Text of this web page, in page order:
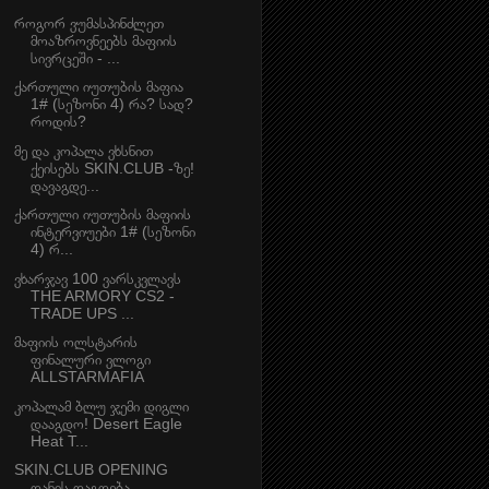
როგორ ვუმასპინძლეთ
მოაზროვნეებს მაფიის
სივრცეში - ...
ქართული იუთუბის მაფია
1# (სეზონი 4) რა? სად?
როდის?
მე და კოპალა ვხსნით
ქეისებს SKIN.CLUB -ზე!
დავაგდე...
ქართული იუთუბის მაფიის
ინტერვიუები 1# (სეზონი
4) რ...
ვხარჯავ 100 ვარსკვლავს
THE ARMORY CS2 -
TRADE UPS ...
მაფიის ოლსტარის
ფინალური ვლოგი
ALLSTARMAFIA
კოპალამ ბლუ ჯემი დიგლი
დააგდო! Desert Eagle
Heat T...
SKIN.CLUB OPENING